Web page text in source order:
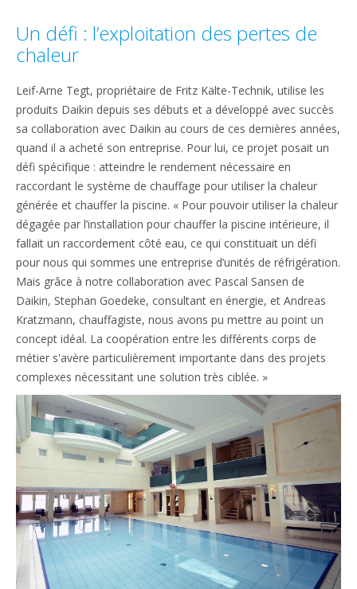
Un défi : l’exploitation des pertes de
chaleur
Leif-Arne Tegt, propriétaire de Fritz Kälte-Technik, utilise les
produits Daikin depuis ses débuts et a développé avec succès
sa collaboration avec Daikin au cours de ces dernières années,
quand il a acheté son entreprise. Pour lui, ce projet posait un
défi spécifique : atteindre le rendement nécessaire en
raccordant le système de chauffage pour utiliser la chaleur
générée et chauffer la piscine. « Pour pouvoir utiliser la chaleur
dégagée par l’installation pour chauffer la piscine intérieure, il
fallait un raccordement côté eau, ce qui constituait un défi
pour nous qui sommes une entreprise d’unités de réfrigération.
Mais grâce à notre collaboration avec Pascal Sansen de
Daikin, Stephan Goedeke, consultant en énergie, et Andreas
Kratzmann, chauffagiste, nous avons pu mettre au point un
concept idéal. La coopération entre les différents corps de
métier s'avère particulièrement importante dans des projets
complexes nécessitant une solution très ciblée. »